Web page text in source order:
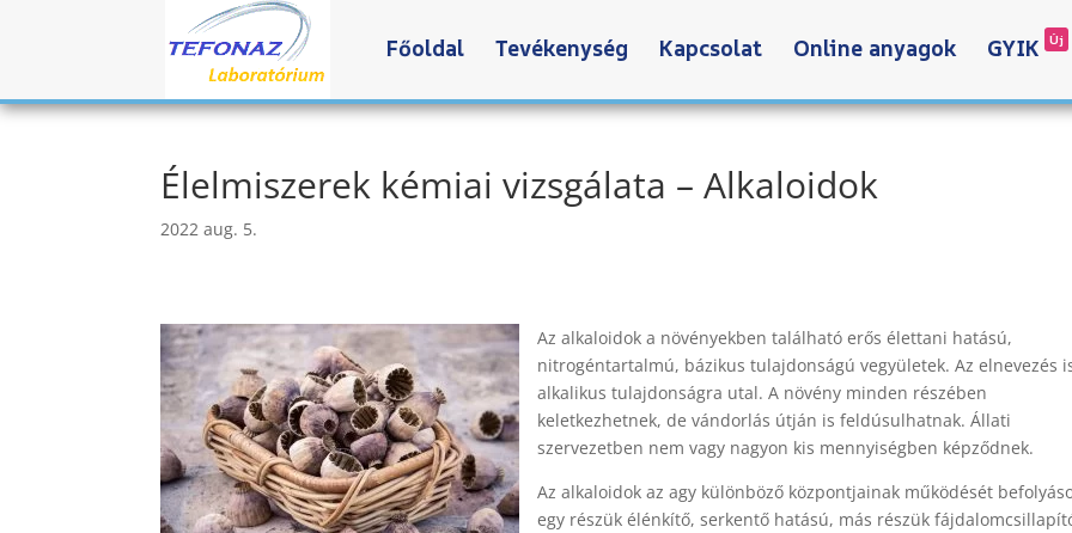
Főoldal Tevékenység Kapcsolat Online anyagok GYIK Új
Élelmiszerek kémiai vizsgálata – Alkaloidok
2022 aug. 5.
Az alkaloidok a növényekben található erős élettani hatású,
nitrogéntartalmú, bázikus tulajdonságú vegyületek. Az elnevezés
alkalikus tulajdonságra utal. A növény minden részében
keletkezhetnek, de vándorlás útján is feldúsulhatnak. Állati
szervezetben nem vagy nagyon kis mennyiségben képződnek.
Az alkaloidok az agy különböző központjainak működését
egy részük élénkítő, serkentő hatású, más részük